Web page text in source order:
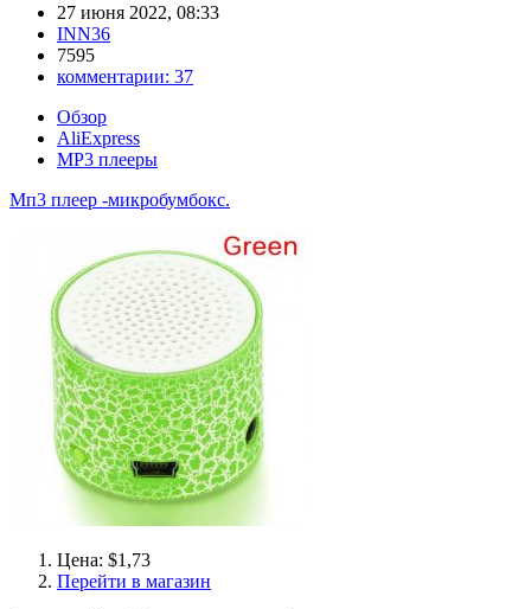
27 июня 2022, 08:33
INN36
7595
комментарии: 37
Обзор
AliExpress
MP3 плееры
Мп3 плеер -микробумбокс.
Цена: $1,73
Перейти в магазин